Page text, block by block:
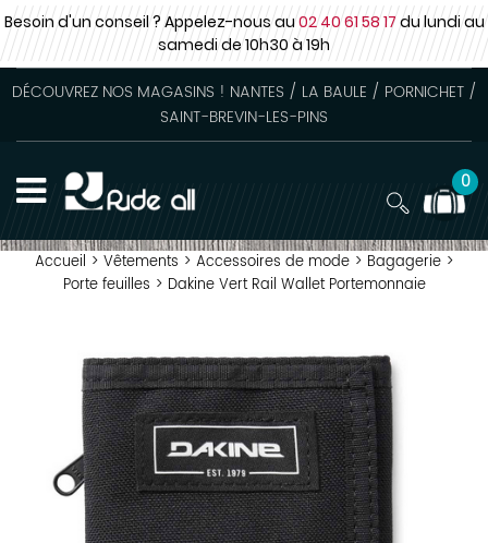
Besoin d'un conseil ? Appelez-nous au02 40 61 58 17du lundi au
samedide 10h30 à 19h
DÉCOUVREZ NOS MAGASINS ! NANTES / LA BAULE / PORNICHET /
SAINT-BREVIN-LES-PINS
0
Accueil > Vêtements > Accessoires de mode > Bagagerie >
Porte feuilles > Dakine Vert Rail Wallet Portemonnaie